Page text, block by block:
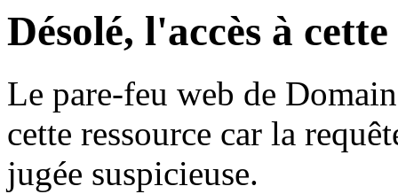
Désolé, l'accès à
Le pare-feu web de
cette ressource car la
jugée suspicieuse.